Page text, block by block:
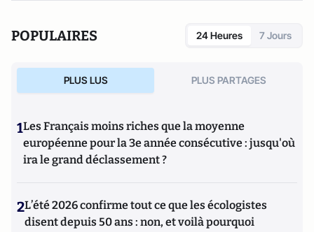
POPULAIRES 24 Heures 7 Jours
PLUS LUS PLUS PARTAGES
1Les Français moins riches que la moyenne
européenne pour la 3e année consécutive : jusqu'où
ira le grand déclassement ?
2L’été 2026 confirme tout ce que les écologistes
disent depuis 50 ans : non, et voilà pourquoi